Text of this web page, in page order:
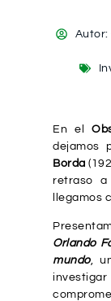
Autor:
En el
dejamos
Borda
retraso a
llegamos
Orlando
mundo,